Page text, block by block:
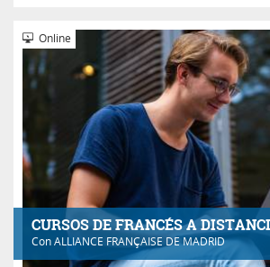
CURSOS DE FRANCÉS A
ConALLIANCE FRANÇAISE DE MADRID
Online